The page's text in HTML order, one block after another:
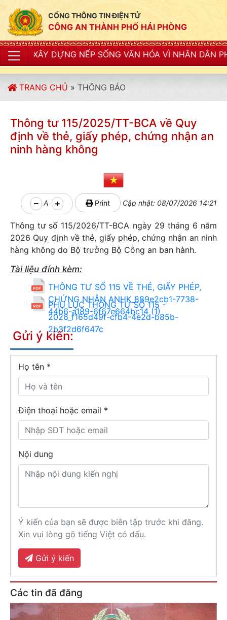
CỔNG THÔNG TIN ĐIỆN TỬ
CÔNG AN THÀNH PHỐ HẢI PHÒNG
NẾP SỐNG VĂN HÓA VÌ NHÂN DÂN PHỤC VỤ"
TRANG CHỦ » THÔNG BÁO
Thông tư 115/2025/TT-BCA về Quy
định về thẻ, giấy phép, chứng nhận an
ninh hàng không
A Print Cập nhật: 08/07/2026 14:21
Thông tư số 115/2026/TT-BCА ngày 29 tháng 6 năm
2026 Quy định về thẻ, giấy phép, chứng nhận an ninh
hàng không do Bộ trưởng Bộ Công an ban hành.
Tài liệu đính kèm:
THÔNG TƯ SỐ 115 VỀ THẺ, GIẤY PHÉP,
CHỨNG NHẬN ANHK_889e2cb1-7738-
44b6-a189-6f67e664bc14 (1)
PHỤ LỤC THÔNG TƯ SỐ 115 -
2026_f165d49f-cfb4-4e2d-b85b-
2b3f2d6f647c
Gửi ý kiến:
Họ tên *
Điện thoại hoặc email *
Nội dung
Ý kiến của bạn sẽ được biên tập trước khi đăng.
Xin vui lòng gõ tiếng Việt có dấu.
Gửi ý kiến
Các tin đã đăng